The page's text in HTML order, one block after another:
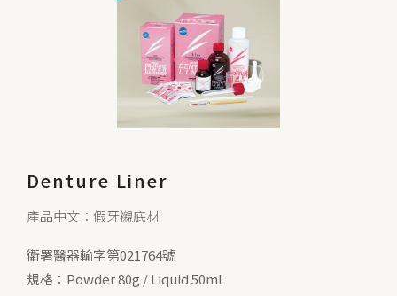
Denture Liner
產品中文：假牙襯底材
衛署醫器輸字第021764號
規格：Powder 80g / Liquid 50mL